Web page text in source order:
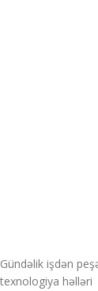
Gündəlik işdən
texnologiya həlləri